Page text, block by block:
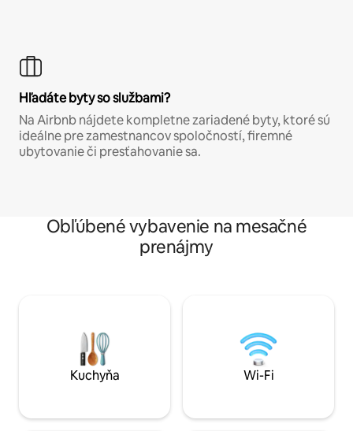
Hľadáte byty so službami?
Na Airbnb nájdete kompletne zariadené byty, ktoré sú
ideálne pre zamestnancov spoločností, firemné
ubytovanie či presťahovanie sa.
Obľúbené vybavenie na mesačné
prenájmy
Kuchyňa Wi-Fi